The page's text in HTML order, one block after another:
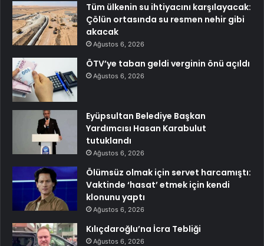
Tüm ülkenin su ihtiyacını karşılayacak:
Çölün ortasında su resmen nehir gibi
akacak
Ağustos 6, 2026
ÖTV’ye taban geldi verginin önü açıldı
Ağustos 6, 2026
Eyüpsultan Belediye Başkan
Yardımcısı Hasan Karabulut
tutuklandı
Ağustos 6, 2026
Ölümsüz olmak için servet harcamıştı:
Vaktinde ‘hasat’ etmek için kendi
klonunu yaptı
Ağustos 6, 2026
Kılıçdaroğlu’na İcra Tebliği
Ağustos 6, 2026